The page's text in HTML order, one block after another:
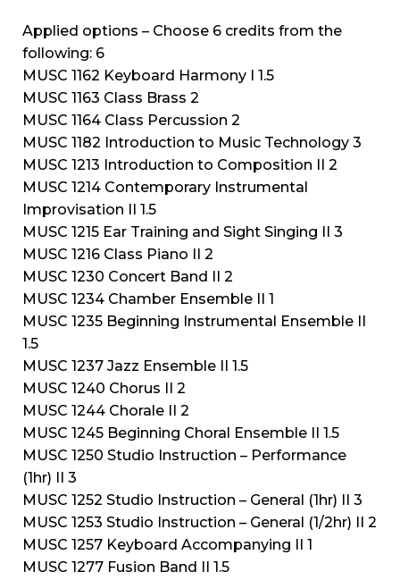
Applied options – Choose 6 credits from the
following: 6
MUSC 1162 Keyboard Harmony I 1.5
MUSC 1163 Class Brass 2
MUSC 1164 Class Percussion 2
MUSC 1182 Introduction to Music Technology 3
MUSC 1213 Introduction to Composition II 2
MUSC 1214 Contemporary Instrumental
Improvisation II 1.5
MUSC 1215 Ear Training and Sight Singing II 3
MUSC 1216 Class Piano II 2
MUSC 1230 Concert Band II 2
MUSC 1234 Chamber Ensemble II 1
MUSC 1235 Beginning Instrumental Ensemble II
1.5
MUSC 1237 Jazz Ensemble II 1.5
MUSC 1240 Chorus II 2
MUSC 1244 Chorale II 2
MUSC 1245 Beginning Choral Ensemble II 1.5
MUSC 1250 Studio Instruction – Performance
(1hr) II 3
MUSC 1252 Studio Instruction – General (1hr) II 3
MUSC 1253 Studio Instruction – General (1/2hr) II 2
MUSC 1257 Keyboard Accompanying II 1
MUSC 1277 Fusion Band II 1.5